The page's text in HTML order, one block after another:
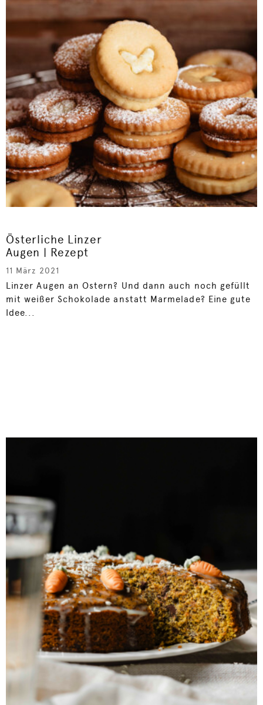
Österliche Linzer
Augen | Rezept
11 März 2021
Linzer Augen an Ostern? Und dann auch noch gefüllt
mit weißer Schokolade anstatt Marmelade? Eine gute
Idee...